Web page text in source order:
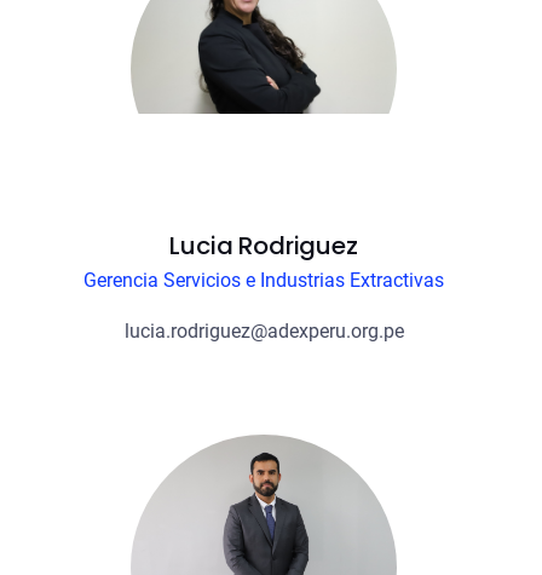
Lucia Rodriguez
Gerencia Servicios e Industrias Extractivas
lucia.rodriguez@adexperu.org.pe